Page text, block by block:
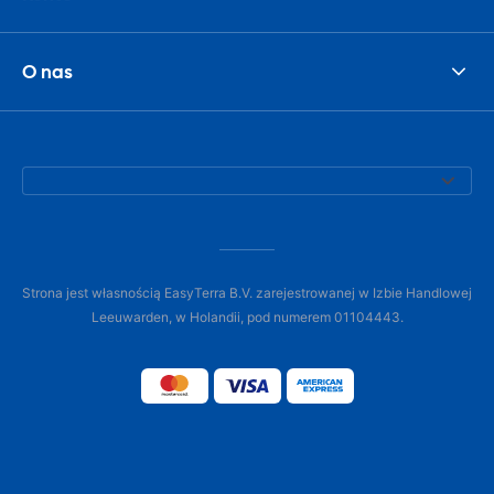
O nas
Strona jest własnością EasyTerra B.V. zarejestrowanej w Izbie Handlowej
Leeuwarden, w Holandii, pod numerem 01104443.